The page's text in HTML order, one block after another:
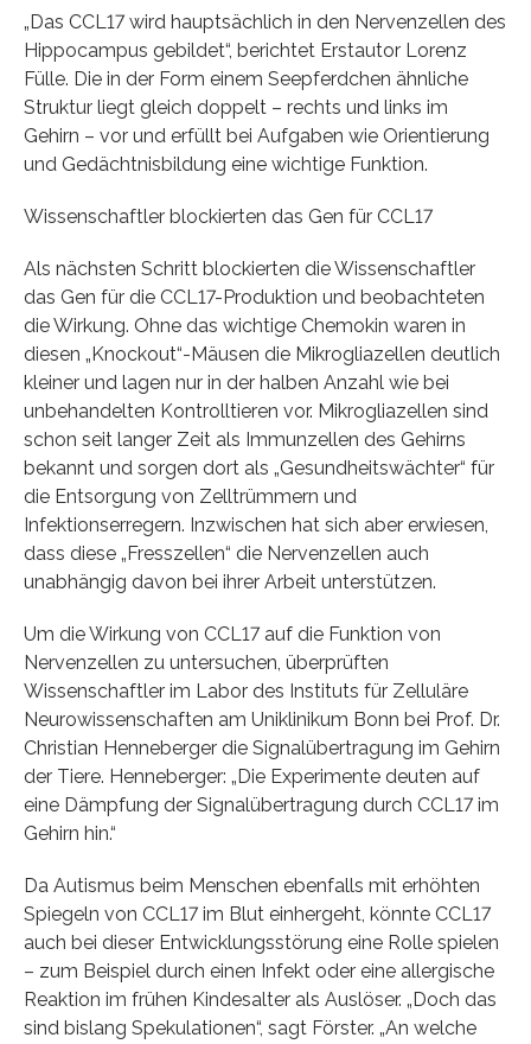
„Das CCL17 wird hauptsächlich in den Nervenzellen des
Hippocampus gebildet“, berichtet Erstautor Lorenz
Fülle. Die in der Form einem Seepferdchen ähnliche
Struktur liegt gleich doppelt – rechts und links im
Gehirn – vor und erfüllt bei Aufgaben wie Orientierung
und Gedächtnisbildung eine wichtige Funktion.
Wissenschaftler blockierten das Gen für CCL17
Als nächsten Schritt blockierten die Wissenschaftler
das Gen für die CCL17-Produktion und beobachteten
die Wirkung. Ohne das wichtige Chemokin waren in
diesen „Knockout“-Mäusen die Mikrogliazellen deutlich
kleiner und lagen nur in der halben Anzahl wie bei
unbehandelten Kontrolltieren vor. Mikrogliazellen sind
schon seit langer Zeit als Immunzellen des Gehirns
bekannt und sorgen dort als „Gesundheitswächter“ für
die Entsorgung von Zelltrümmern und
Infektionserregern. Inzwischen hat sich aber erwiesen,
dass diese „Fresszellen“ die Nervenzellen auch
unabhängig davon bei ihrer Arbeit unterstützen.
Um die Wirkung von CCL17 auf die Funktion von
Nervenzellen zu untersuchen, überprüften
Wissenschaftler im Labor des Instituts für Zelluläre
Neurowissenschaften am Uniklinikum Bonn bei Prof. Dr.
Christian Henneberger die Signalübertragung im Gehirn
der Tiere. Henneberger: „Die Experimente deuten auf
eine Dämpfung der Signalübertragung durch CCL17 im
Gehirn hin.“
Da Autismus beim Menschen ebenfalls mit erhöhten
Spiegeln von CCL17 im Blut einhergeht, könnte CCL17
auch bei dieser Entwicklungsstörung eine Rolle spielen
– zum Beispiel durch einen Infekt oder eine allergische
Reaktion im frühen Kindesalter als Auslöser. „Doch das
sind bislang Spekulationen“, sagt Förster. „An welche